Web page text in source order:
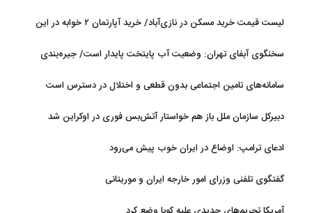
لیست قیمت خرید مسکن در نازی‌آباد/ خرید آپارتمان ۲ خوابه در این
سخنگوی آبفای تهران: وضعیت آب پایتخت پایدار است/ جیره‌بندی
سامانه‌های تامین اجتماعی بدون قطعی و اختلال در دسترس است
دبیرکل سازمان ملل باز هم خواستار آتش‌بس فوری در اوکراین شد
ادعای ترامپ: اوضاع در ایران خوب پیش می‌رود
گفتگوی تلفنی وزرای امور خارجه ایران و موریتانی